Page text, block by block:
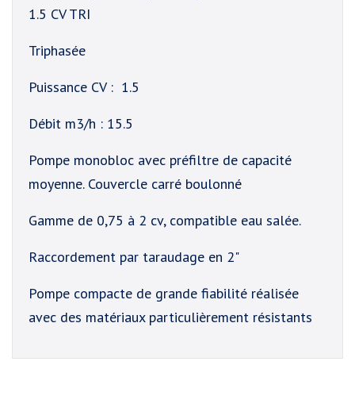
1.5 CV TRI
Triphasée
Puissance CV : 1.5
Débit m3/h : 15.5
Pompe monobloc avec préfiltre de capacité
moyenne. Couvercle carré boulonné
Gamme de 0,75 à 2 cv, compatible eau salée.
Raccordement par taraudage en 2"
Pompe compacte de grande fiabilité réalisée
avec des matériaux particulièrement résistants